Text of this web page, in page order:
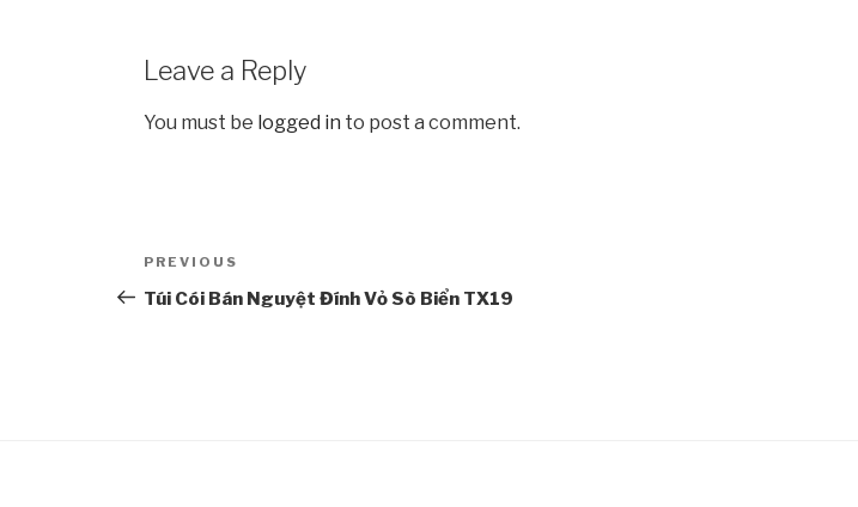
Leave a Reply
You must be logged in to post a comment.
navigation
Previous
Post
PREVIOUS
Túi Cói Bán Nguyệt Đính Vỏ Sò Biển TX19